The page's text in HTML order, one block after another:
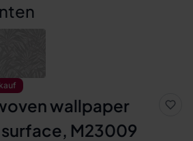
wallpaper
M23009